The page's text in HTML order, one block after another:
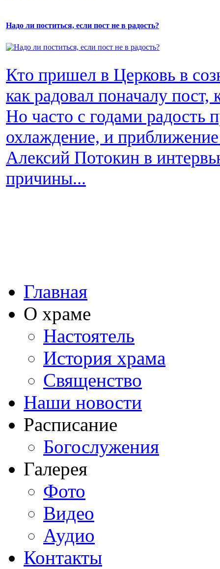
Надо ли поститься, если пост не в радость?
Кто пришел в Церковь в
как радовал поначалу пост,
Но часто с годами радость
охлаждение, и
Алексий Потокин в
причины...
Главная
О храме
Настоятель
История храма
Священство
Наши новости
Расписание
Богослужения
Галерея
Фото
Видео
Аудио
Контакты